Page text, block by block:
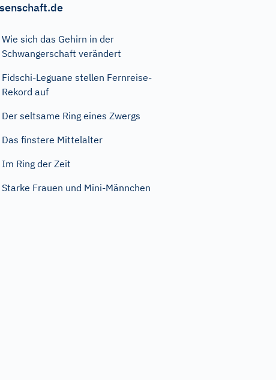
Wie sich das Gehirn in der
Schwangerschaft verändert
Fidschi-Leguane stellen Fernreise-
Rekord auf
Der seltsame Ring eines Zwergs
Das finstere Mittelalter
Im Ring der Zeit
Starke Frauen und Mini-Männchen